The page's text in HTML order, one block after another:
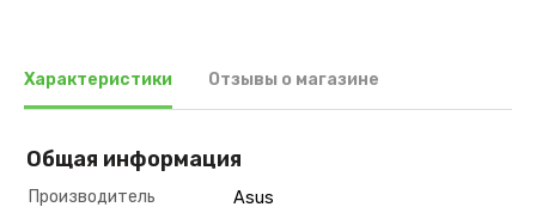
Характеристики Отзывы о магазине
Общая информация
Производитель
Asus